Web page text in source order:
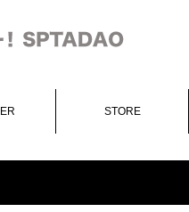
STORE